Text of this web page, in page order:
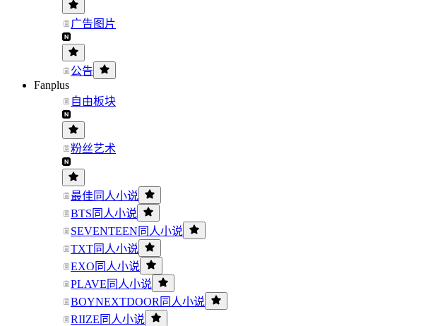
广告图片
公告
Fanplus
自由板块
粉丝艺术
最佳同人小说
BTS同人小说
SEVENTEEN同人小说
TXT同人小说
EXO同人小说
PLAVE同人小说
BOYNEXTDOOR同人小说
RIIZE同人小说